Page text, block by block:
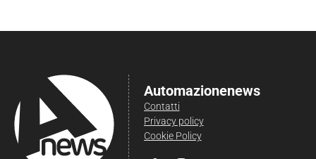
Automazionenews
Contatti
Privacy policy
Cookie Policy